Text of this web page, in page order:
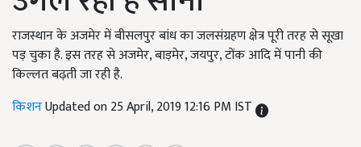
राजस्थान के अजमेर में बीसलपुर बांध का जलसंग्रहण क्षेत्र पूरी तरह से सूखा
पड़ चुका है. इस तरह से अजमेर, बाड़मेर, जयपुर, टोंक आदि में पानी की
किल्लत बढ़ती जा रही है.
किशनUpdated on 25 April, 2019 12:16 PM IST